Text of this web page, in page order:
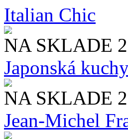
Italian Chic
NA SKLADE
Japonská
NA SKLADE
Jean-Michel